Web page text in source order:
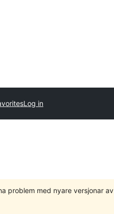
Log in
problem med nyare versjonar av